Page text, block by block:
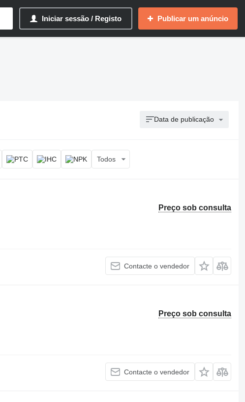
Iniciar sessão / Registo Publicar um anúncio
Data de publicação
Todos
Preço sob consulta
Contacte o vendedor
Preço sob consulta
Contacte o vendedor